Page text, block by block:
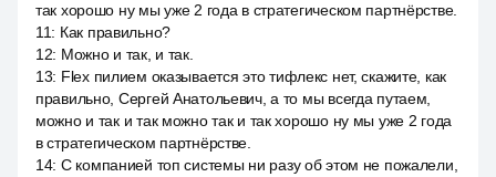
так хорошо ну мы уже 2 года в стратегическом партнёрстве.
11: Как правильно?
12: Можно и так, и так.
13: Flex пилием оказывается это тифлекс нет, скажите, как
правильно, Сергей Анатольевич, а то мы всегда путаем,
можно и так и так можно так и так хорошо ну мы уже 2 года
в стратегическом партнёрстве.
14: С компанией топ системы ни разу об этом не пожалели,